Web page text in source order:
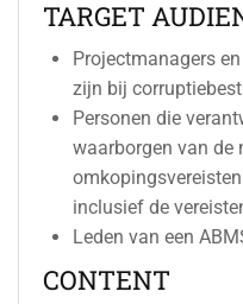
TARGET
Projectmanagers
zijn bij
Personen die
waarborgen van de
inclusief de
Leden van een
CONTENT